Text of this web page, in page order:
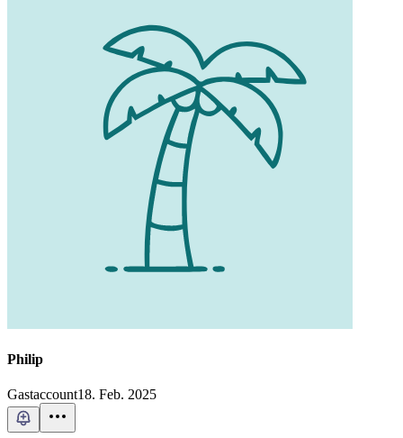
Philip
Gastaccount18. Feb. 2025